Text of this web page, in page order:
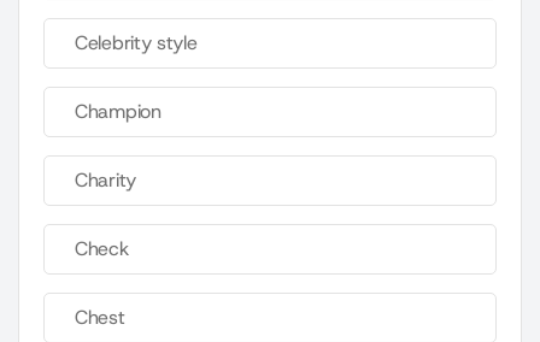
Celebrity style
Champion
Charity
Check
Chest